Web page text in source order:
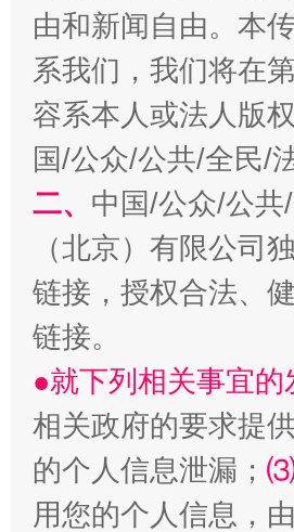
千年窑火 生生不息
由和新闻自由。本
系我们，我们将在
容系本人或法人版
国/公众/公共/全民/
二、 中国/公众/公
（北京）有限公司
链接，授权合法、
链接。
●就下列相关事宜
相关政府的要求提
的个人信息泄漏；
用您的个人信息，